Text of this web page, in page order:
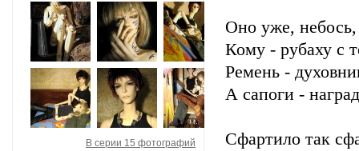
В серии 15 фотографий
Оно уже, небось,
Кому - рубаху с
Ремень -
А сапоги -
Сфартило так